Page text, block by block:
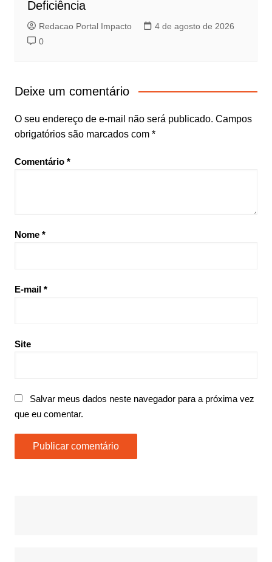
Deficiência
Redacao Portal Impacto
4 de agosto de 2026
0
Deixe um comentário
O seu endereço de e-mail não será publicado. Campos
obrigatórios são marcados com *
Comentário *
Nome *
E-mail *
Site
Salvar meus dados neste navegador para a próxima vez
que eu comentar.